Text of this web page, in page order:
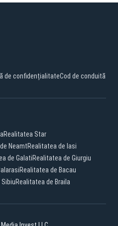
de confidențialitateCod de conduită
Realitatea Star
NeamtRealitatea de Iasi
de GalatiRealitatea de Giurgiu
Realitatea de Bacau
Realitatea de Braila